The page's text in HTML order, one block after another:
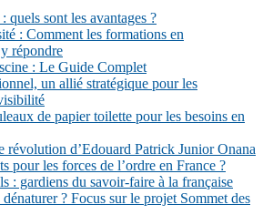
quels sont les avantages ?
: Comment les formations en
répondre
: Le Guide Complet
un allié stratégique pour les
de papier toilette pour les besoins en
révolution d’Edouard Patrick Junior Onana
pour les forces de l’ordre en France ?
: gardiens du savoir-faire à la française
? Focus sur le projet Sommet des